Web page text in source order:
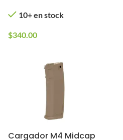
10+ en stock
$340.00
Cargador M4 Midcap